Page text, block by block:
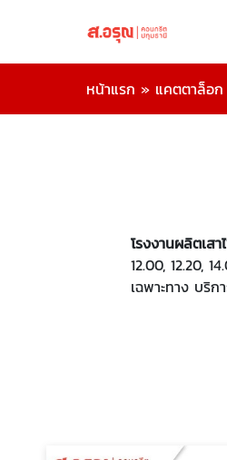
หน้าแรก » แคตตาล็อก
โรงงานผลิตเ
12.00, 12.20,
เฉพาะทาง บริ